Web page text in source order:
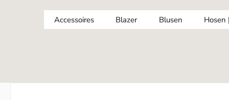
Accessoires Blazer Blusen Hosen